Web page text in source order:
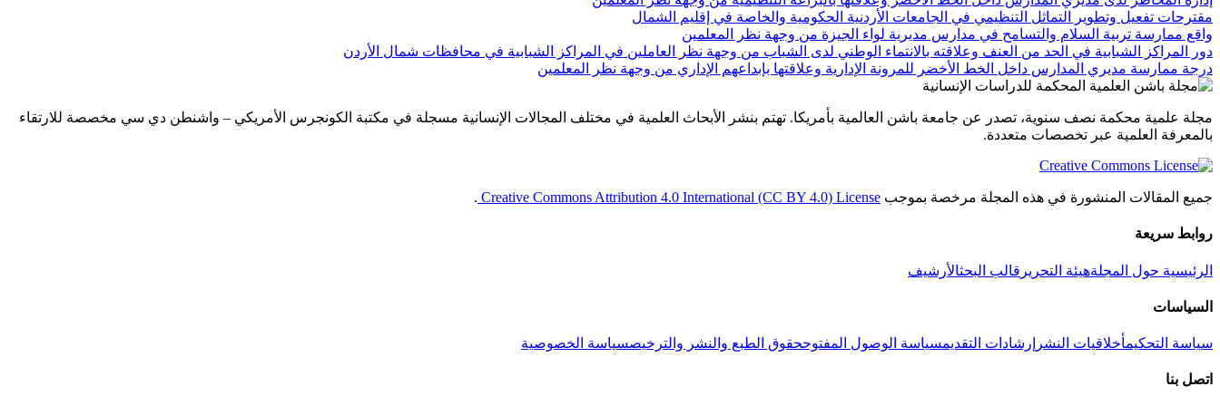
مقترحات تفعيل وتطوير التماثل التنظيمي في الجامعات الأردنية الحكومية والخاصة في إقليم الشمال
واقع ممارسة تربية السلام والتسامح في مدارس مديرية لواء الجيزة من وجهة نظر المعلمين
دور المراكز الشبابية في الحد من العنف وعلاقته بالانتماء الوطني لدى الشباب من وجهة نظر العاملين في المراكز الشبابية في محافظات شمال الأردن
درجة ممارسة مديري المدارس داخل الخط الأخضر للمرونة الإدارية وعلاقتها بإبداعهم الإداري من وجهة نظر المعلمين
مجلة علمية محكمة نصف سنوية، تصدر عن جامعة باشن العالمية بأمريكا. تهتم بنشر الأبحاث العلمية في مختلف المجالات الإنسانية مسجلة في مكتبة الكونجرس الأمريكي – واشنطن دي سي مخصصة للارتقاء
بالمعرفة العلمية عبر تخصصات متعددة.
جميع المقالات المنشورة في هذه المجلة مرخصة بموجب Creative Commons Attribution 4.0 International (CC BY 4.0) License
.
روابط سريعة
الرئيسية حول المجلةهيئة التحرير قالب البحثالأرشيف
السياسات
سياسة التحكيمأخلاقيات النشر إرشادات التقديمسياسة الوصول المفتوححقوق الطبع والنشر والترخيصسياسة الخصوصية
اتصل بنا